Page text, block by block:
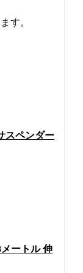
す。
スペンダー
ートル 伸